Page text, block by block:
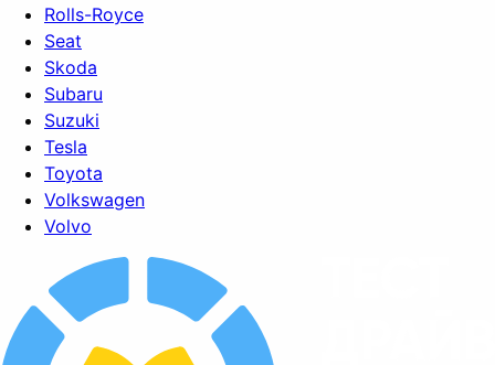
Rolls-Royce
Seat
Skoda
Subaru
Suzuki
Tesla
Toyota
Volkswagen
Volvo